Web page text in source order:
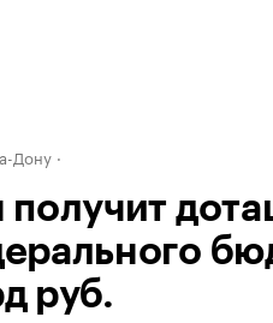
Дону
получит
руб.